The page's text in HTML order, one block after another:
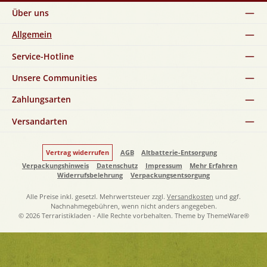
Über uns
Allgemein
Service-Hotline
Unsere Communities
Zahlungsarten
Versandarten
Vertrag widerrufen AGB
Altbatterie-Entsorgung
Verpackungshinweis
Datenschutz Impressum
Mehr Erfahren
Widerrufsbelehrung
Verpackungsentsorgung
Alle Preise inkl. gesetzl. Mehrwertsteuer zzgl. Versandkosten und ggf.
Nachnahmegebühren, wenn nicht anders angegeben.
© 2026 Terraristikladen - Alle Rechte vorbehalten. Theme by ThemeWare®